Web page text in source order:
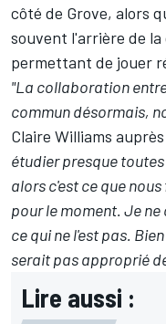
côté de Grove, alors
souvent l'arrière de
permettant de jouer
"La collaboration
commun désormais,
Claire Williams
étudier presque
alors c'est ce que
pour le moment. Je
ce qui ne l'est pas.
serait pas approprié
Lire aussi :